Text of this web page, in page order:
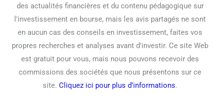
des actualités financières et du contenu pédagogique sur
l'investissement en bourse, mais les avis partagés ne sont
en aucun cas des conseils en investissement, faites vos
propres recherches et analyses avant d'investir. Ce site Web
est gratuit pour vous, mais nous pouvons recevoir des
commissions des sociétés que nous présentons sur ce
site. Cliquez ici pour plus d’informations.